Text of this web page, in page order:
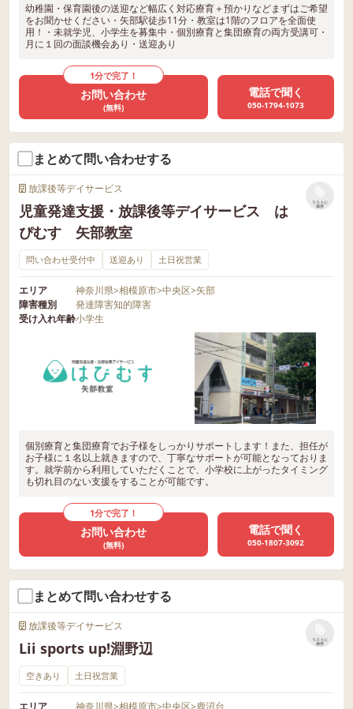
幼稚園・保育園後の送迎など幅広く対応療育＋預かりなどまずはご希望
をお聞かせください・矢部駅徒歩11分・教室は1階のフロアを全面使
用！・未就学児、小学生を募集中・個別療育と集団療育の両方受講可・
月に１回の面談機会あり・送迎あり
1分で完了！
お問い合わせ
(無料)
電話で聞く
050-1794-1073
まとめて問い合わせする
放課後等デイサービス
児童発達支援・放課後等デイサービス は
ぴむす 矢部教室
リストに
保存
問い合わせ受付中 送迎あり 土日祝営業
エリア 神奈川県>相模原市>中央区>矢部
障害種別
発達障害知的障害
受け入れ年齢小学生
個別療育と集団療育でお子様をしっかりサポートします！また、担任が
お子様に１名以上就きますので、丁寧なサポートが可能となっておりま
す。就学前から利用していただくことで、小学校に上がったタイミング
も切れ目のない支援をすることが可能です。
1分で完了！
お問い合わせ
(無料)
電話で聞く
050-1807-3092
まとめて問い合わせする
放課後等デイサービス
Lii sports up!淵野辺
リストに
保存
空きあり 土日祝営業
エリア 神奈川県>相模原市>中央区>鹿沼台